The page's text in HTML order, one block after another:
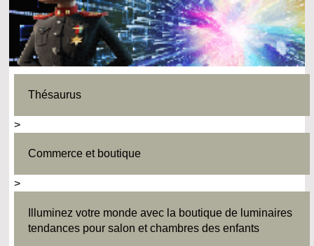
Thésaurus
>
Commerce et boutique
>
Illuminez votre monde avec la boutique de luminaires
tendances pour salon et chambres des enfants